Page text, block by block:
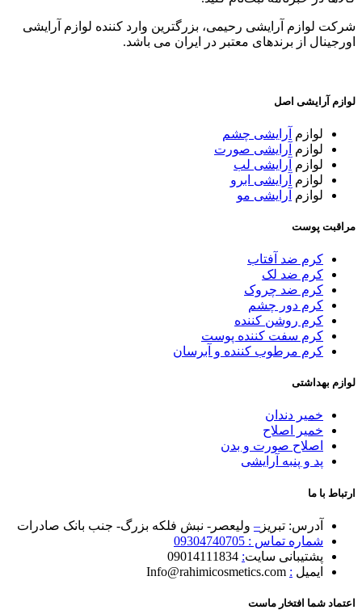
شرکت لوازم آرایشی رحیمی، بزرگترین وارد کننده لوازم آرایشی
اورجینال از برندهای معتبر در ایران می باشد.
لوازم آرایشی اصل
لوازم آرایشی چشم
لوازم آرایشی صورت
لوازم آرایشی لب
لوازم آرایشی ابرو
لوازم آرایشی مو
مراقبت پوست
کرم ضد آفتاب
کرم ضد لک
کرم ضد چروک
کرم دور چشم
کرم روشن کننده
کرم سفت کننده پوست
کرم مرطوب کننده و آبرسان
لوازم بهداشتی
خمیر دندان
خمیر اصلاح
اصلاح صورت و بدن
پد و پنبه آرایشی
ارتباط با ما
آدرس: تبریز – ولیعصر- نبش فلکه بزرگ- جنب بانک صادرات
شماره تماس : 09304740705
پشتیبانی سایت:
ایمیل :
اعتماد شما افتخار ماست